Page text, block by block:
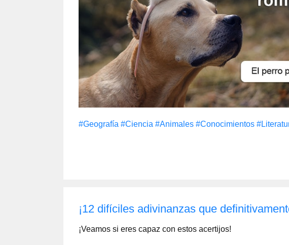
#Geografía #Сiencia #Animales #Conocimientos
¡12 difíciles adivinanzas que
¡Veamos si eres capaz con estos acertijos!